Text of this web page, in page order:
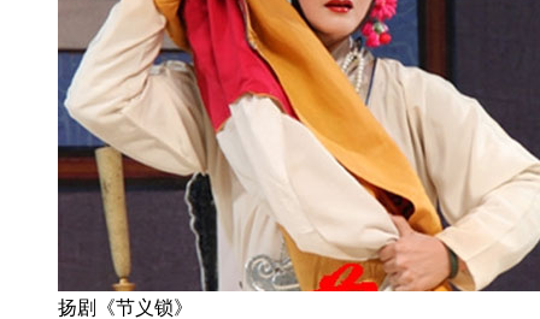
扬剧《节义锁》